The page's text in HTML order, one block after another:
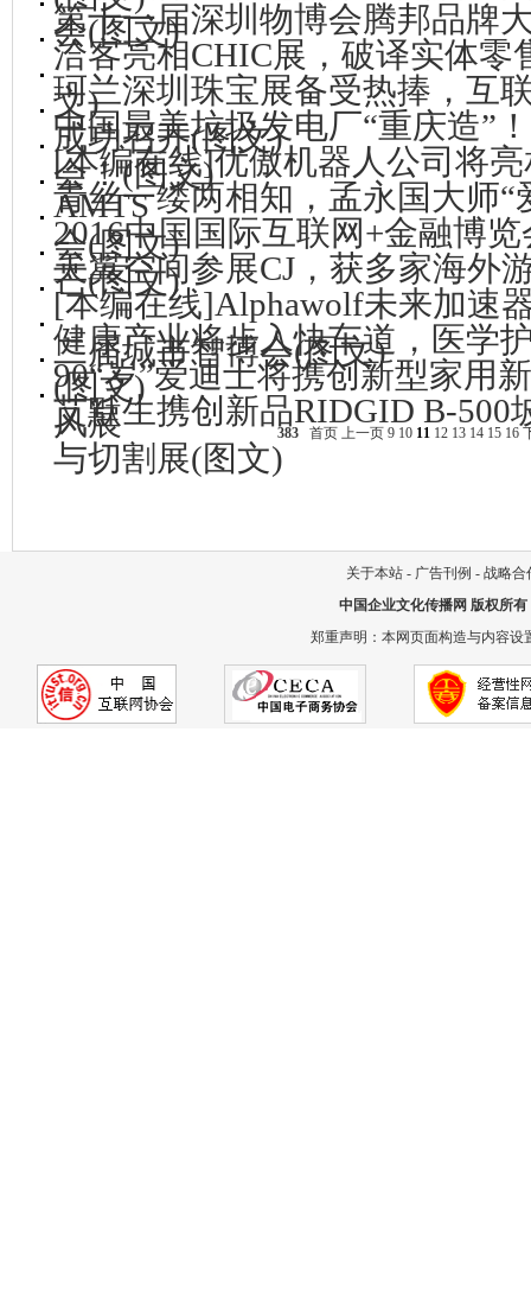
会(图文)
第十一届深圳物博会腾邦品牌
洽客亮相CHIC展，破译实体零
文)
珂兰深圳珠宝展备受热捧，互
成功召开(图文)
中国最美垃圾发电厂“重庆造”
会！(图文)
[本编在线]优傲机器人公司将
AMTS
青丝一缕两相知，孟永国大师“
会(图文)
2016中国国际互联网+金融博
芒(图文)
天翼空间参展CJ，获多家海外
[本编在线]Alphawolf未来加速
二届城市智博会(图文)
健康产业将步入快车道，医学
(图文)
90“岁”爱迪士将携创新型家用
风展
艾默生携创新品RIDGID B-500
与切割展(图文)
383 首页 上一页 9 10 11 12 13 14 15 16
关于本站 - 广告刊例 - 战略合
中国企业文化传播网 版权所有
郑重声明：本网页面构造与内容